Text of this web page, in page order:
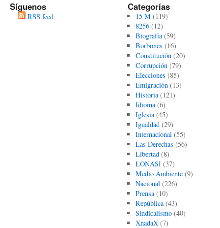
Síguenos
RSS feed
Categorías
15 M(119)
8256(12)
Biografía(59)
Borbones (16)
Constitución(20)
Corrupción(79)
Elecciones (85)
Emigración(13)
Historia(121)
Idioma(6)
Iglesia(45)
Igualdad(29)
Internacional(55)
Las Derechas (56)
Libertad(8)
LONASI(37)
Medio Ambiente(9)
Nacional(226)
Prensa(10)
República(43)
Sindicalismo(40)
XnadaX(7)